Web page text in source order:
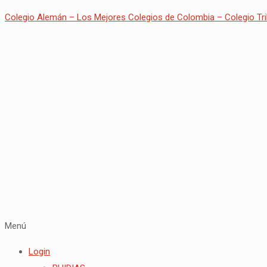
Colegio Alemán – Los Mejores Colegios de Colombia – Colegio
Menú
Login